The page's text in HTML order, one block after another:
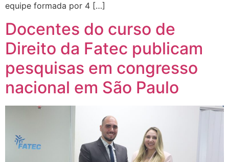
equipe formada por 4 […]
Docentes do curso de
Direito da Fatec publicam
pesquisas em congresso
nacional em São Paulo